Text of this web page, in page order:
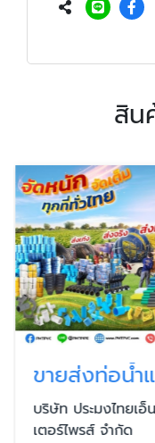
สิน
ขาย
บริษัท ประมงไทยเอ็น
เตอร์ไพรส์ จำกัด